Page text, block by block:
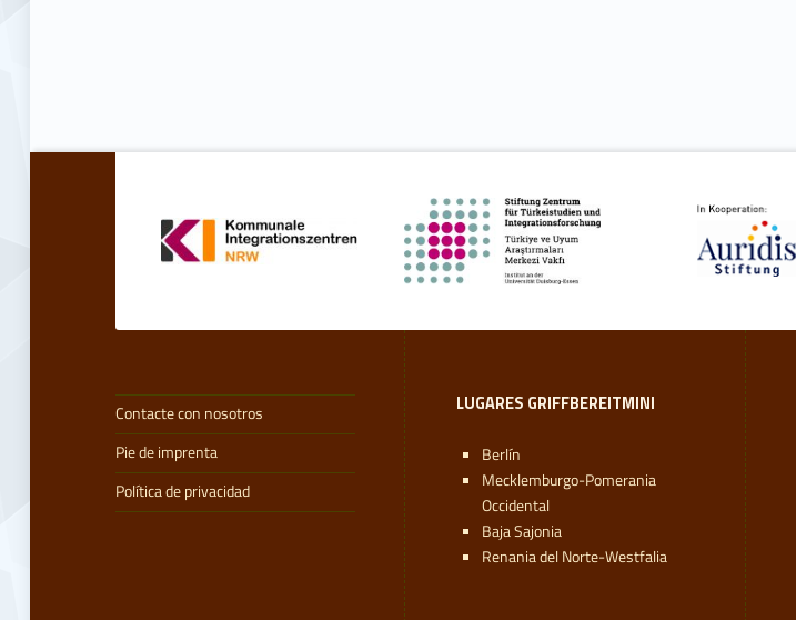
s
Volver a la navegación principal
Contacte con nosotros
Pie de imprenta
Política de privacidad
LUGARES GRIFFBEREITMINI
Berlín
Mecklemburgo-Pomerania
Occidental
Baja Sajonia
Renania del Norte-Westfalia